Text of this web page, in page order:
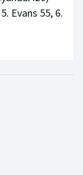
Evans 55, 6.